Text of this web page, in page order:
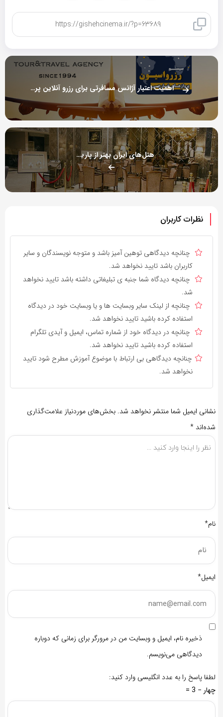
اهمیت اعتبار آژانس مسافرتی برای رزرو آنلاین پرواز های خارجی
هتل‌های ایران بهتر از پاریس است
نظرات کاربران
چنانچه دیدگاهی توهین آمیز باشد و متوجه نویسندگان و سایر
کاربران باشد تایید نخواهد شد.
چنانچه دیدگاه شما جنبه ی تبلیغاتی داشته باشد تایید نخواهد
شد.
چنانچه از لینک سایر وبسایت ها و یا وبسایت خود در دیدگاه
استفاده کرده باشید تایید نخواهد شد.
چنانچه در دیدگاه خود از شماره تماس، ایمیل و آیدی تلگرام
استفاده کرده باشید تایید نخواهد شد.
چنانچه دیدگاهی بی ارتباط با موضوع آموزش مطرح شود تایید
نخواهد شد.
نشانی ایمیل شما منتشر نخواهد شد. بخش‌های موردنیاز علامت‌گذاری
شده‌اند *
نام*
ایمیل*
ذخیره نام، ایمیل و وبسایت من در مرورگر برای زمانی که دوباره
دیدگاهی می‌نویسم.
لطفا پاسخ را به عدد انگلیسی وارد کنید:
چهار − 3 =